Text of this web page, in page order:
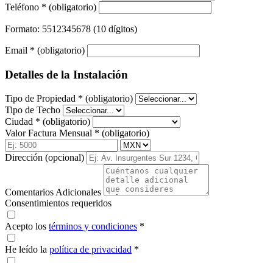
Teléfono * (obligatorio)
Formato: 5512345678 (10 dígitos)
Email * (obligatorio)
Detalles de la Instalación
Tipo de Propiedad * (obligatorio)
Tipo de Techo
Ciudad * (obligatorio)
Valor Factura Mensual * (obligatorio)
Dirección (opcional)
Comentarios Adicionales
Consentimientos requeridos
Acepto los términos y condiciones *
He leído la política de privacidad *